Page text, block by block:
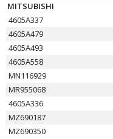
MITSUBISHI
4605A337
4605A479
4605A493
4605A558
MN116929
MR955068
4605A336
MZ690187
MZ690350